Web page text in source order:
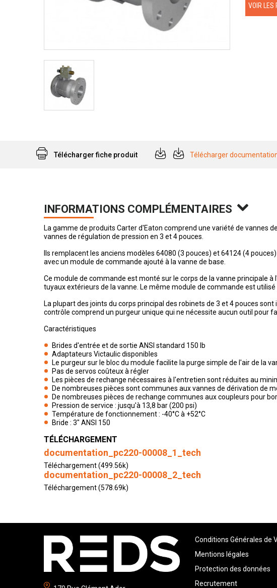
VOIR LES
Télécharger fiche produit Télécharger
INFORMATIONS COMPLÉMENTAIRES
La gamme de produits Carter d'Eaton comprend une variété de vannes
vannes de régulation de pression en 3 et 4 pouces.
Ils remplacent les anciens modèles 64080 (3 pouces) et 64124 (4
avec un module de commande ajouté à la vanne de base.
Ce module de commande est monté sur le corps de la vanne principale
tuyaux extérieurs de la vanne. Le même module de commande est utilisé
La plupart des joints du corps principal des robinets de 3 et 4 pouces
contrôle comprend un purgeur unique qui ne nécessite aucun outil pour
Caractéristiques
Brides d'entrée et de sortie ANSI standard 150 lb
Adaptateurs Victaulic disponibles
Le purgeur sur le bloc du module facilite la purge simple de l'air de la
Pas de servos coûteux à régler
Les pièces de rechange nécessaires à l'entretien sont réduites au
De nombreuses pièces sont communes aux vannes de dérivation de
De nombreuses pièces de rechange communes aux coupleurs pour
Pression de service : jusqu'à 13,8 bar (200 psi)
Température de fonctionnement : -40°C à +52°C
Bride : 3" ANSI 150
TÉLÉCHARGEMENT
documentation_pc220-00008_1_tech
Téléchargement (499.56k)
documentation_pc220-00008_2_tech
Téléchargement (578.69k)
Conditions Générales de
Mentions légales
Protection des données
Recrutement